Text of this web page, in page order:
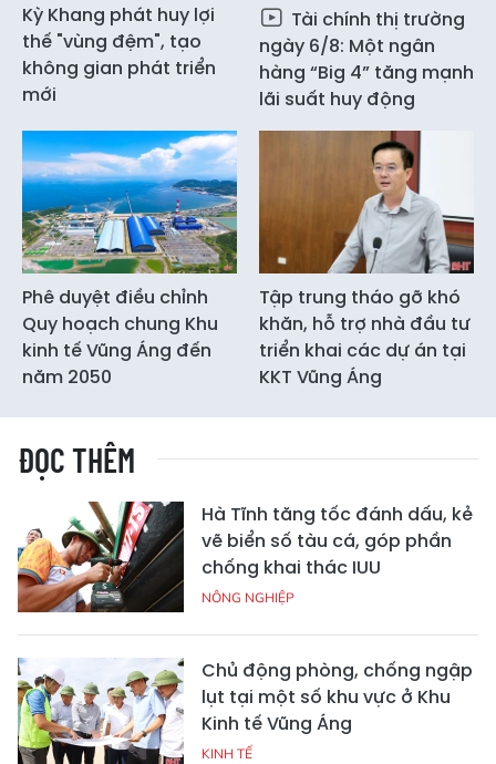
Kỳ Khang phát huy lợi
thế "vùng đệm", tạo
không gian phát triển
mới
Tài chính thị trường
ngày 6/8: Một ngân
hàng “Big 4” tăng mạnh
lãi suất huy động
Phê duyệt điều chỉnh
Quy hoạch chung Khu
kinh tế Vũng Áng đến
năm 2050
Tập trung tháo gỡ khó
khăn, hỗ trợ nhà đầu tư
triển khai các dự án tại
KKT Vũng Áng
ĐỌC THÊM
Hà Tĩnh tăng tốc đánh dấu, kẻ
vẽ biển số tàu cá, góp phần
chống khai thác IUU
NÔNG NGHIỆP
Chủ động phòng, chống ngập
lụt tại một số khu vực ở Khu
Kinh tế Vũng Áng
KINH TẾ